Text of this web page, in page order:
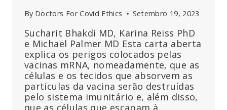
By Doctors For Covid Ethics Setembro 19, 2023
Sucharit Bhakdi MD, Karina Reiss PhD
e Michael Palmer MD Esta carta aberta
explica os perigos colocados pelas
vacinas mRNA, nomeadamente, que as
células e os tecidos que absorvem as
partículas da vacina serão destruídas
pelo sistema imunitário e, além disso,